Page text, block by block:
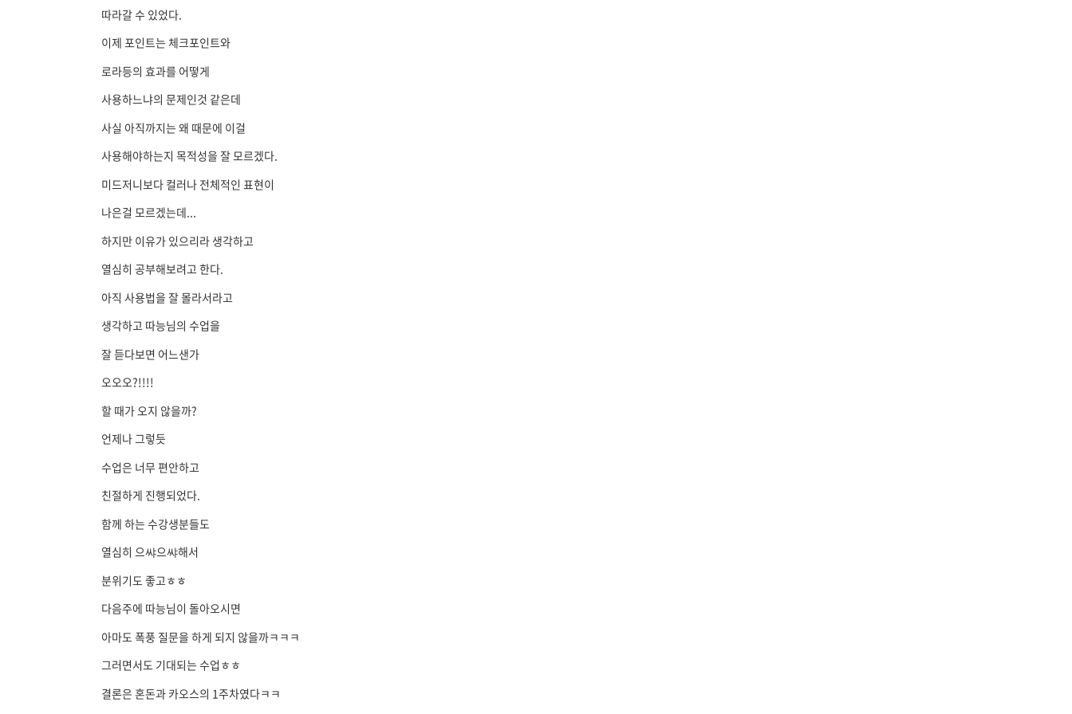
따라갈 수 있었다.
이제 포인트는 체크포인트와
로라등의 효과를 어떻게
사용하느냐의 문제인것 같은데
사실 아직까지는 왜 때문에 이걸
사용해야하는지 목적성을 잘 모르겠다.
미드저니보다 컬러나 전체적인 표현이
나은걸 모르겠는데...
하지만 이유가 있으리라 생각하고
열심히 공부해보려고 한다.
아직 사용법을 잘 몰라서라고
생각하고 따능님의 수업을
잘 듣다보면 어느샌가
오오오?!!!!
할 때가 오지 않을까?
언제나 그렇듯
수업은 너무 편안하고
친절하게 진행되었다.
함께 하는 수강생분들도
열심히 으쌰으쌰해서
분위기도 좋고ㅎㅎ
다음주에 따능님이 돌아오시면
아마도 폭풍 질문을 하게 되지 않을까ㅋㅋㅋ
그러면서도 기대되는 수업ㅎㅎ
결론은 혼돈과 카오스의 1주차였다ㅋㅋ